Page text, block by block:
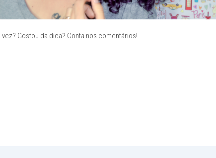
vez? Gostou da dica? Conta nos comentários!